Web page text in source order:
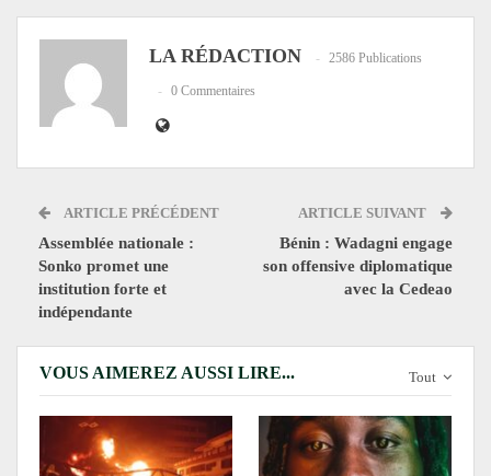
LA RÉDACTION 2586 Publications
0 Commentaires
ARTICLE PRÉCÉDENT
Assemblée nationale :
Sonko promet une
institution forte et
indépendante
ARTICLE SUIVANT
Bénin : Wadagni engage
son offensive diplomatique
avec la Cedeao
Tout
VOUS AIMEREZ AUSSI LIRE...